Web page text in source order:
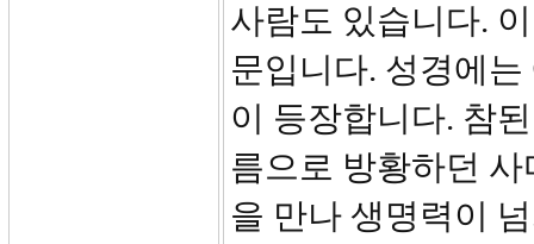
사람도 있습니다.
문입니다. 성경에
이 등장합니다. 참
름으로 방황하던
을 만나 생명력이